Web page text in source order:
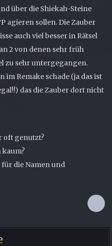
über die Shiekah-Steine
agieren sollen. Die Zauber
auch viel besser in Rätsel
2 von denen sehr früh
zu sehr untergegangen.
im Remake schade (ja das ist
das die Zauber dort nicht
oft genutzt?
kaum?
für die Namen und